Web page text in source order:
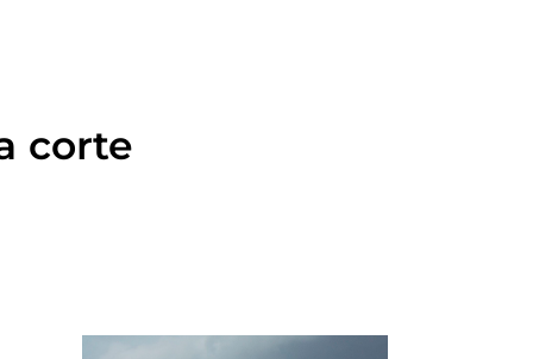
corte